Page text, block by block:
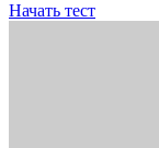
Начать тест